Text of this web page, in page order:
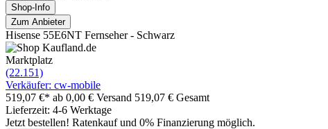
Shop-Info
Zum Anbieter
Hisense 55E6NT Fernseher - Schwarz
Marktplatz
(22.151)
Verkäufer: cw-mobile
519,07 €* ab 0,00 € Versand 519,07 € Gesamt
Lieferzeit: 4-6 Werktage
Jetzt bestellen! Ratenkauf und 0% Finanzierung möglich.